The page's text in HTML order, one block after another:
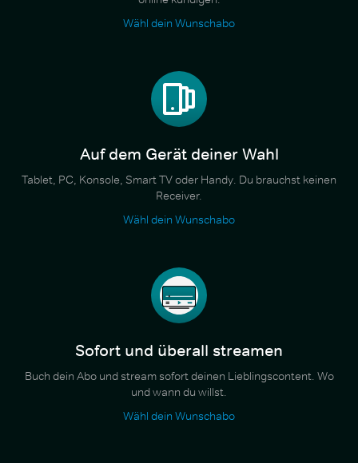
Wähl dein Wunschabo
Auf dem Gerät deiner Wahl
Tablet, PC, Konsole, Smart TV oder Handy. Du brauchst keinen
Receiver.
Wähl dein Wunschabo
Sofort und überall streamen
Buch dein Abo und stream sofort deinen Lieblingscontent. Wo
und wann du willst.
Wähl dein Wunschabo